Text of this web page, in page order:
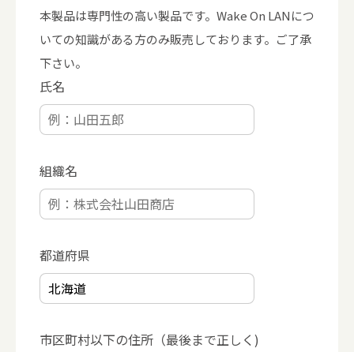
本製品は専門性の高い製品です。Wake On LANにつ
いての知識がある方のみ販売しております。ご了承
下さい。
氏名
組織名
都道府県
市区町村以下の住所（最後まで正しく)